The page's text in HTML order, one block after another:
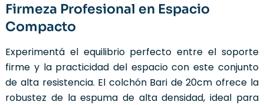
Firmeza Profesional en Espacio
Compacto
Experimentá el equilibrio perfecto entre el soporte
firme y la practicidad del espacio con este conjunto
de alta resistencia. El colchón Bari de 20cm ofrece la
robustez de la espuma de alta densidad, ideal para